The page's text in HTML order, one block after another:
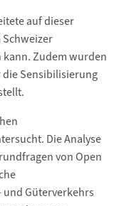
auf dieser
Zudem wurden
Sensibilisierung
Die Analyse
von Open
und Güterverkehrs